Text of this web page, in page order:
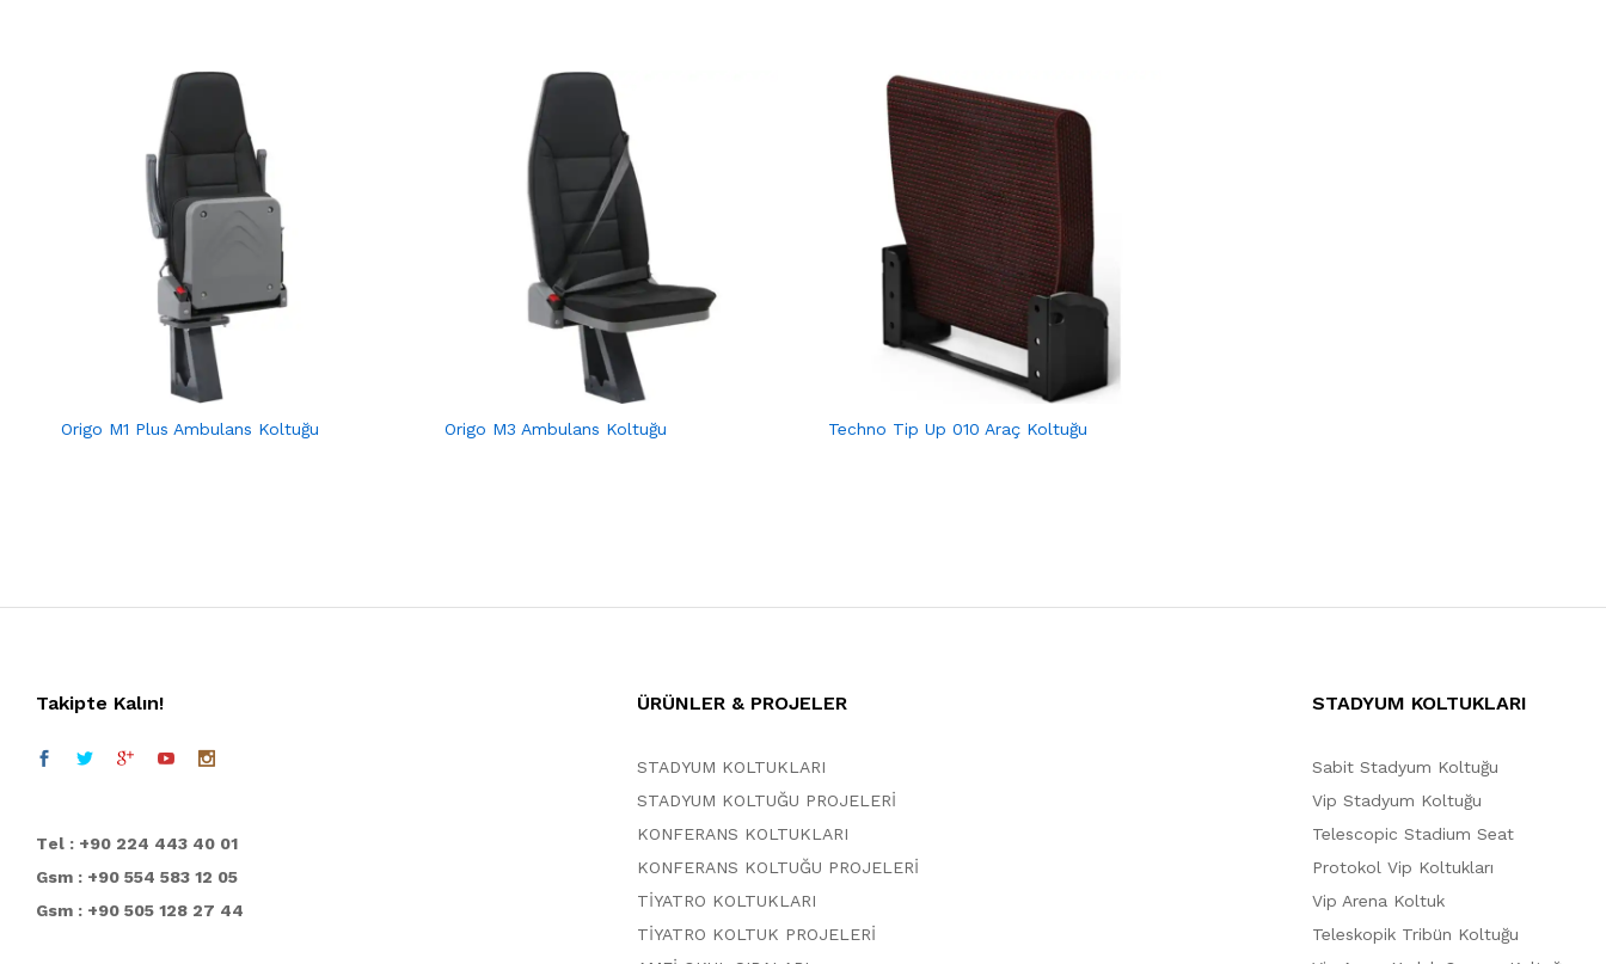
Origo M1 Plus Ambulans Koltuğu Origo M3 Ambulans Koltuğu Techno Tip Up 010 Araç Koltuğu
Takipte Kalın!
Tel : +90 224 443 40 01
Gsm : +90 554 583 12 05
Gsm : +90 505 128 27 44
ÜRÜNLER & PROJELER
STADYUM KOLTUKLARI
STADYUM KOLTUĞU PROJELERİ
KONFERANS KOLTUKLARI
KONFERANS KOLTUĞU PROJELERİ
TİYATRO KOLTUKLARI
TİYATRO KOLTUK PROJELERİ
STADYUM KOLTUKLARI
Sabit Stadyum Koltuğu
Vip Stadyum Koltuğu
Telescopic Stadium Seat
Protokol Vip Koltukları
Vip Arena Koltuk
Teleskopik Tribün Koltuğu